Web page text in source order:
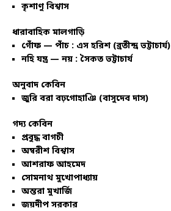
কৃশাণু বিশ্বাস
ধারাবাহিক মালগাড়ি
গোঁফ — পাঁচ : এস হরিশ (ব্রতীন্দ্র ভট্টাচার্য)
নহি যন্ত্র — নয় : সৈকত ভট্টাচার্য
অনুবাদ কেবিন
জুরি বরা বঢ়গোহাঞি (বাসুদেব দাস)
গদ্য কেবিন
প্রবুদ্ধ বাগচী
অম্বরীশ বিশ্বাস
আশরাফ আহমেদ
সোমনাথ মুখোপাধ্যায়
অন্তরা মুখার্জি
জয়দীপ সরকার